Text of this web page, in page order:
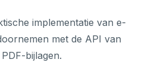
implementatie van e-
met de API van
bijlagen.